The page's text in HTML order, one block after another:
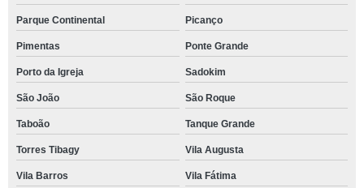
Parque Continental Picanço
Pimentas Ponte Grande
Porto da Igreja Sadokim
São João São Roque
Taboão Tanque Grande
Torres Tibagy Vila Augusta
Vila Barros Vila Fátima